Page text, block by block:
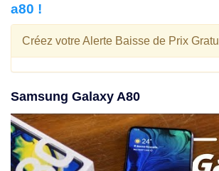
a80 !
Créez votre Alerte Baisse de Prix
Samsung Galaxy A80